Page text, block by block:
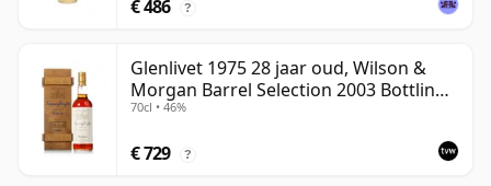
€ 486 ?
Glenlivet 1975 28 jaar oud, Wilson &
Morgan Barrel Selection 2003 Bottling
with Wooden Box
70cl • 46%
€ 729 ?